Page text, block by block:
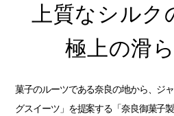
上質なシルク
極上の滑ら
菓子のルーツである奈良の地から、ジ
グスイーツ」を提案する「奈良御菓子製